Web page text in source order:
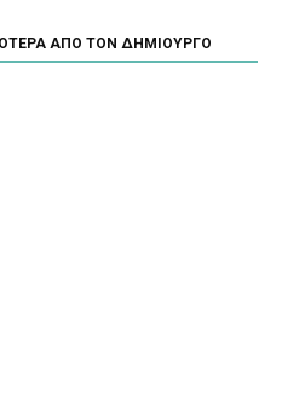
ΑΠΟ ΤΟΝ ΔΗΜΙΟΥΡΓΟ